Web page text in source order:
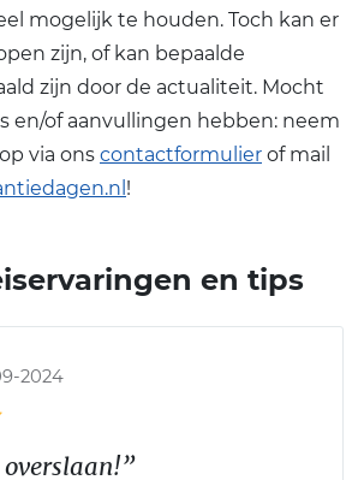
mogelijk te houden. Toch kan er
zijn, of kan bepaalde
zijn door de actualiteit. Mocht
en/of aanvullingen hebben: neem
via ons contactformulier of mail
!
en tips
2024